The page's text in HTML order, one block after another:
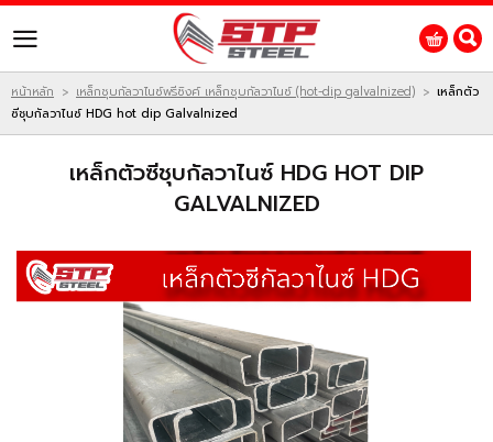
ไทย | English
Login Register
สินค้าที่สนใจ
สินค้า
หน้าหลัก > เหล็กชุบกัลวาไนซ์พรีซิงค์ เหล็กชุบกัลวาไนซ์ (hot-dip galvalnized) > เหล็กตัว
ซีชุบกัลวาไนซ์ HDG hot dip Galvalnized
เหล็กตัวซีชุบกัลวาไนซ์ HDG HOT DIP
GALVALNIZED